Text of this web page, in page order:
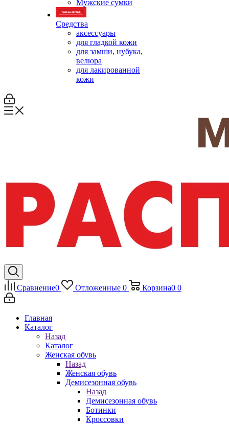
Мужские сумки
Средства
аксессуары
для гладкой кожи
для замши, нубука,
велюра
для лакированной
кожи
Сравнение0 Отложенные 0 Корзина0 0
Главная
Каталог
Назад
Каталог
Женская обувь
Назад
Женская обувь
Демисезонная обувь
Назад
Демисезонная обувь
Ботинки
Кроссовки